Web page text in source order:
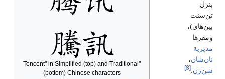
"Tencent" in Simplified (top) and Traditional
(bottom) Chinese characters
بنزل
تن‌سنت
بين‌هاي)،
ومقرها
مديرية
نان‌شان،
شن‌ژن [8]